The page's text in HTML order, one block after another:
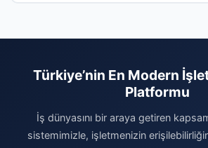
Türkiye’nin En Modern
Platformu
İş dünyasını bir araya getiren
sistemimizle, işletmenizin